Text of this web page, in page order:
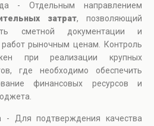
- Отдельным направлением
затрат, позволяющий
сметной документации и
работ рыночным ценам. Контроль
при реализации крупных
где необходимо обеспечить
финансовых ресурсов и
- Для подтверждения качества